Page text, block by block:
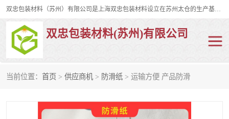
双忠包装材料（苏州）有限公司是上海双忠包装材料设立在苏州太仓的生产基地，占地约2万平米，产品主要有打孔缠绕膜，拉伸蜂窝纸，集装箱充气袋，滑托板，打包带，裹包网兜，防滑纸等箱体和托盘的运输和保护性包材。固永包材®，GooYon Pack®，是我们保护性包装材料的专属品牌。
双忠包装材料(苏州)有限公司
当前位置： 首页 > 供应商机 > 防滑纸 > 运输方便 产品防滑
裹包网兜 纤维打包带